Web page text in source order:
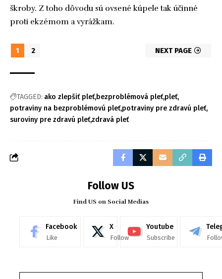
škroby. Z toho dôvodu sú ovsené kúpele tak účinné
proti ekzémom a vyrážkam.
1 2 NEXT PAGE
TAGGED: ako zlepšiť pleť bezproblémová pleť pleť
potraviny na bezproblémovú pleť potraviny pre zdravú pleť
suroviny pre zdravú pleťzdravá pleť
Follow US
Find US on Social Medias
Facebook
Like
X
Follow
Youtube
Subscribe